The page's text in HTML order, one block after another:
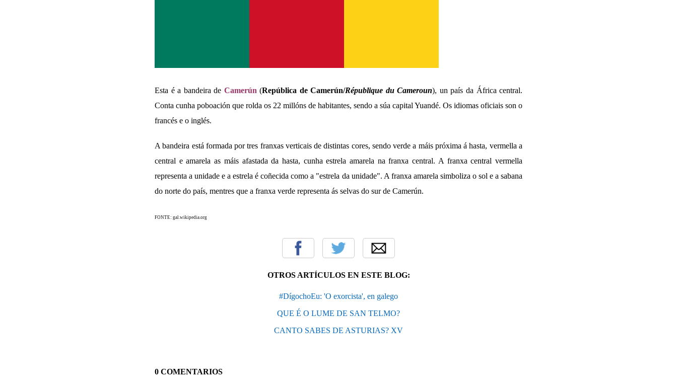
Esta é a bandeira de Camerún (República de Camerún/République du Cameroun), un país da África central.
Conta cunha poboación que rolda os 22 millóns de habitantes, sendo a súa capital Yuandé. Os idiomas oficiais son o
francés e o inglés.
A bandeira está formada por tres franxas verticais de distintas cores, sendo verde a máis próxima á hasta, vermella a
central e amarela as máis afastada da hasta, cunha estrela amarela na franxa central. A franxa central vermella
representa a unidade e a estrela é coñecida como a "estrela da unidade". A franxa amarela simboliza o sol e a sabana
do norte do país, mentres que a franxa verde representa ás selvas do sur de Camerún.
FONTE: gal.wikipedia.org
OTROS ARTÍCULOS EN ESTE BLOG:
#DígochoEu: 'O exorcista', en galego
QUE É O LUME DE SAN TELMO?
CANTO SABES DE ASTURIAS? XV
0 COMENTARIOS